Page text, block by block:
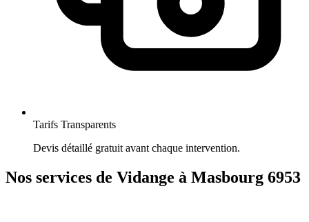
Tarifs Transparents
Devis détaillé gratuit avant chaque intervention.
Nos services de Vidange à Masbourg 6953